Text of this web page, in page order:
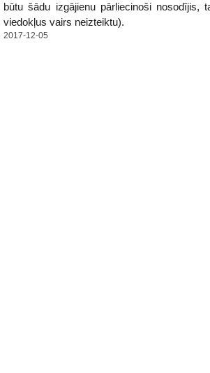
būtu šādu izgājienu pārliecinoši nosodījis,
viedokļus vairs neizteiktu).
2017-12-05